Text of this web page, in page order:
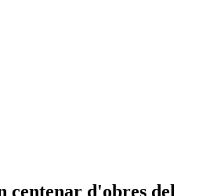
centenar d'obres del